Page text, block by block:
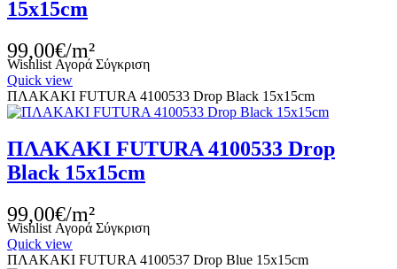
15x15cm
99,00€/m²
Wishlist Αγορά Σύγκριση
Quick view
ΠΛΑΚΑΚΙ FUTURA 4100533 Drop Black 15x15cm
ΠΛΑΚΑΚΙ FUTURA 4100533 Drop
Black 15x15cm
99,00€/m²
Wishlist Αγορά Σύγκριση
Quick view
ΠΛΑΚΑΚΙ FUTURA 4100537 Drop Blue 15x15cm